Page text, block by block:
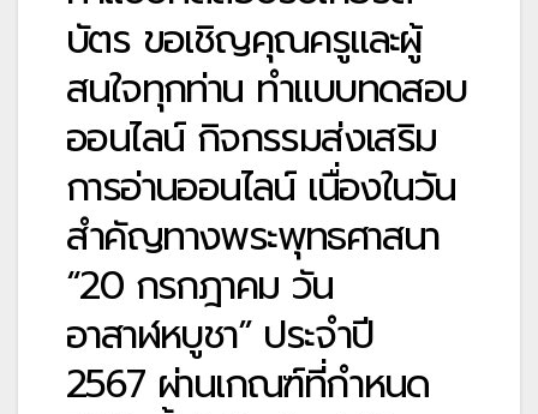
บัตร ขอเชิญคุณครูและผู้
สนใจทุกท่าน ทำแบบทดสอบ
ออนไลน์ กิจกรรมส่งเสริม
การอ่านออนไลน์ เนื่องในวัน
สำคัญทางพระพุทธศาสนา
“20 กรกฎาคม วัน
อาสาฬหบูชา” ประจำปี
2567 ผ่านเกณฑ์ที่กำหนด